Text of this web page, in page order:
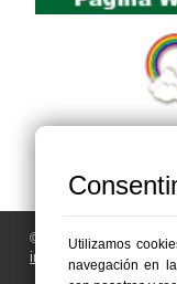
© 2006 - 2026 Portal
info@portaldeabanilla.es
Utilizamos
navegación en